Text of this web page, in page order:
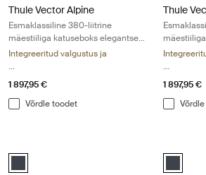
Thule Vector Alpine
Esmaklassiline 380-liitrine
mäestiiliga katuseboks elegantse
ja sportliku disainiga
Integreeritud valgustus ja
...
1 897,95 €
Võrdle toodet
Thule
ja
...
1 897,95 €
black matte (selected) black